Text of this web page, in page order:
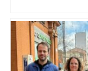
Un drone sème
dans l’espace
dizaines de
difficulté, un vol